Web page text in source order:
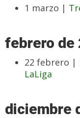
1 marzo |
febrero de
22 febrero |
LaLiga
diciembre